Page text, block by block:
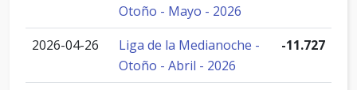
Otoño - Mayo - 2026
2026-04-26
Liga de la Medianoche -
Otoño - Abril - 2026
-11.727